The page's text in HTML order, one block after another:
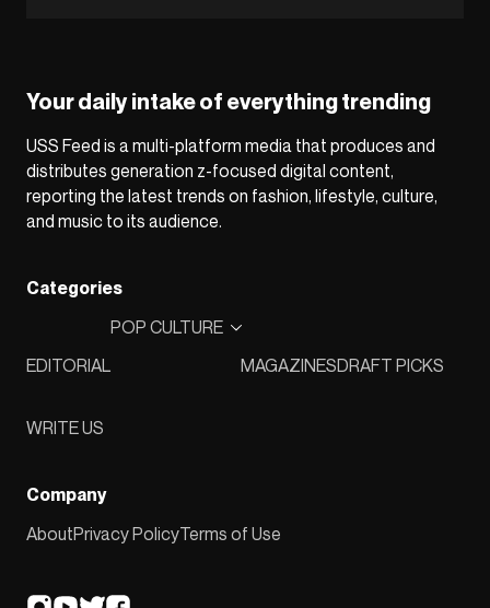
Your daily intake of everything trending
USS Feed is a multi-platform media that produces and
distributes generation z-focused digital content,
reporting the latest trends on fashion, lifestyle, culture,
and music to its audience.
Categories
EDITORIAL
POP CULTURE
MAGAZINESDRAFT PICKS
WRITE US
Company
AboutPrivacy PolicyTerms of Use